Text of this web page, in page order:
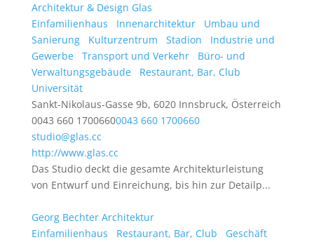
Architektur & Design Glas
Einfamilienhaus
Innenarchitektur
Umbau und
Sanierung
Kulturzentrum Stadion
Industrie und
Gewerbe
Transport und Verkehr
Büro- und
Verwaltungsgebäude
Restaurant, Bar, Club
Universität
Sankt-Nikolaus-Gasse 9b, 6020 Innsbruck, Österreich
0043 660 17006600043 660 1700660
studio@glas.cc
http://www.glas.cc
Das Studio deckt die gesamte Architekturleistung
von Entwurf und Einreichung, bis hin zur Detailp...
Georg Bechter Architektur
Einfamilienhaus
Restaurant, Bar, Club
Geschäft